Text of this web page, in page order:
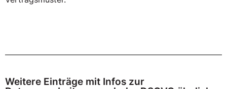
Weitere Einträge mit Infos zur